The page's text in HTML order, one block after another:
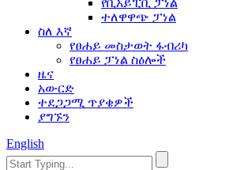
የቢአይፒቪ ፓነል
ተለዋዋጭ ፓነል
ስለ እኛ
የፀሐይ መስታወት ፋብሪካ
የፀሐይ ፓነል ስዕሎች
ዜና
አውርድ
ተደጋጋሚ ጥያቄዎች
ያግኙን
English